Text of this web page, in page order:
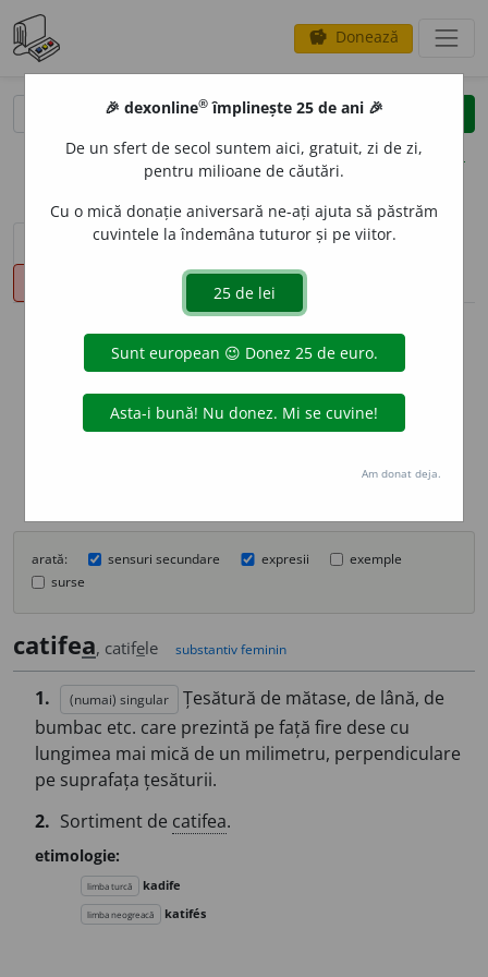
savings Donează
clear
opțiuni
sinteza definițiilor (1) definiții (18)
declinări
info
Aceste definiții sunt compilate de
echipa dexonline. Definițiile
originale se află pe filadefiniții.
Puteți reordona filele pe pagina de
arată: sensuri secundare expresii
exemple
surse
catifea, catifele substantiv feminin
1. (numai) singular
Țesătură de mătase, de lână, de
bumbac etc. care prezintă pe față fire dese cu
lungimea mai mică de un milimetru, perpendiculare
pe suprafața țesăturii.
2. Sortiment de catifea.
etimologie:
limba turcă kadife
limba neogreacă katifés
🎉 dexonline® împlinește 25 de ani 🎉
De un sfert de secol suntem aici, gratuit, zi de zi,
pentru milioane de căutări.
Cu o mică donație aniversară ne-ați ajuta să păstrăm
cuvintele la îndemâna tuturor și pe viitor.
Am donat deja.